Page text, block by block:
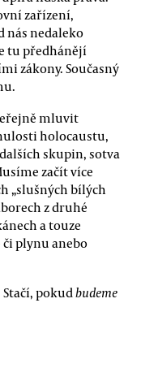
zařízení,
nás nedaleko
tu předhánějí
zákony. Současný
mluvit
holocaustu,
skupin, sotva
začít více
„slušných bílých
z druhé
a touze
či plynu anebo
pokudbudeme